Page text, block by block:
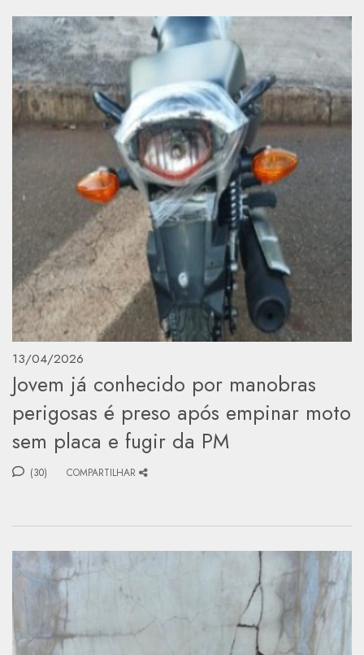
13/04/2026
Jovem já conhecido por manobras
perigosas é preso após empinar moto
sem placa e fugir da PM
(30) COMPARTILHAR